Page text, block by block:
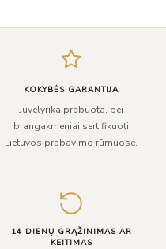
KOKYBĖS GARANTIJA
Juvelyrika prabuota, bei
brangakmeniai sertifikuoti
Lietuvos prabavimo rūmuose.
14 DIENŲ GRĄŽINIMAS AR
KEITIMAS